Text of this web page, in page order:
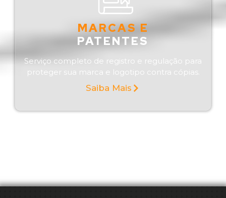
MARCAS E
PATENTES
Serviço completo de registro e regulação para
proteger sua marca e logotipo contra cópias.
Saiba Mais